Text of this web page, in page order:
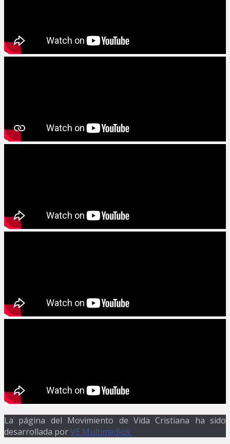
La página del Movimiento de Vida Cristiana ha sido
desarrollada porVE Multimedios